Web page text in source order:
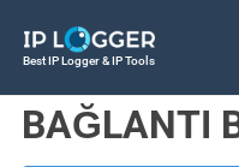
Best IP Logger & IP Tools
BAĞLANTI